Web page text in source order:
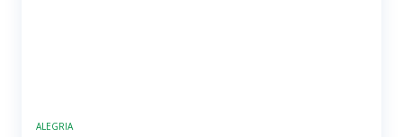
ALEGRIA